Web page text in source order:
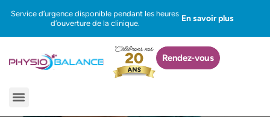
contenu
Service d’urgence disponible pendant les heures
d’ouverture de la clinique.
En savoir plus
Rendez-vous
Menu